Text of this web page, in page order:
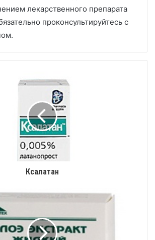
лекарственного препарата
проконсультируйтесь с
Ксалатан